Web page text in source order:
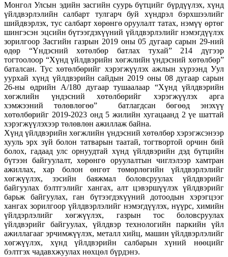
Монгол Улсын эдийн засгийн суурь бүтцийг бүрдүүлэх, хүнд
үйлдвэрлэлийн салбарт тулгарч буй хүндрэл бэрхшээлийг
шийдвэрлэх, тус салбарт хөрөнгө оруулалт татах, нэмүү өртөг
шингэсэн эцсийн бүтээгдэхүүний үйлдвэрлэлийг нэмэгдүүлэх
зорилгоор Засгийн газрын 2019 оны 05 дугаар сарын 29-ний
өдөр “Үндэсний хөтөлбөр батлах тухай” 214 дүгээр
тогтоолоор “Хүнд үйлдвэрийн хөгжлийн үндэсний хөтөлбөр”
баталсан. Тус хөтөлбөрийг хэрэгжүүлэх ажлын хүрээнд Уул
уурхай хүнд үйлдвэрийн сайдын 2019 оны 08 дугаар сарын
26-ны өдрийн А/180 дугаар тушаалаар “Хүнд үйлдвэрийн
хөгжлийн үндэсний хөтөлбөрийг хэрэгжүүлэх арга
хэмжээний төлөвлөгөө” батлагдсан бөгөөд энэхүү
хөтөлбөрийг 2019-2023 онд 5 жилийн хугацаанд 2 үе шаттай
хэрэгжүүлэхээр төлөвлөн ажиллаж байна.
Хүнд үйлдвэрийн хөгжлийн үндэсний хөтөлбөр хэрэгжсэнээр
хууль эрх зүй болон татварын таатай, тогтвортой орчин бий
болох, гадаад улс орнуудтай хүнд үйлдвэрийн дэд бүтцийн
бүтээн байгуулалт, хөрөнгө оруулалтын чиглэлээр хамтран
ажиллах, хар болон өнгөт төмөрлөгийн үйлдвэрлэлийг
хөгжүүлэх, зэсийн баяжмал боловсруулах үйлдвэрийг
байгуулах бэлтгэлийг хангах, алт цэвэршүүлэх үйлдвэрийг
барьж байгуулах, ган бүтээгдэхүүний дотоодын хэрэгцээг
хангах зорилгоор үйлдвэрлэлийг нэмэгдүүлэх, нүүрс, химийн
үйлдэрлэлийг хөгжүүлэх, газрын тос боловсруулах
үйлдвэрийг байгуулах, үйлдвэр технологийн паркийн үйл
ажиллагааг эрчимжүүлэх, металл хийц, машин үйлдвэрлэлийг
хөгжүүлэх, хүнд үйлдвэрийн салбарын хүний нөөцийг
бэлтгэх чадавхжуулах нөхцөл бүрдэнэ.